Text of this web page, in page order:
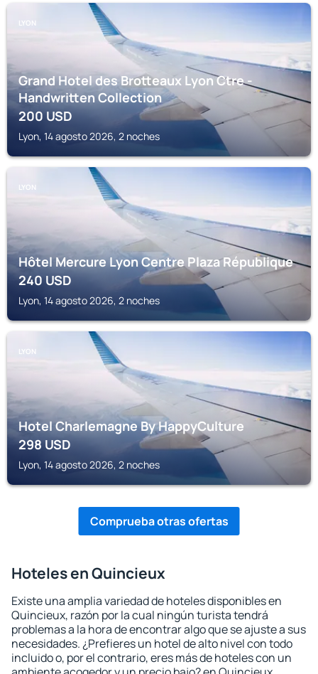
LYON
Grand Hotel des Brotteaux Lyon Ctre -
Handwritten Collection
200USD
Lyon, 14 agosto 2026, 2 noches
LYON
Hôtel Mercure Lyon Centre Plaza République
240USD
Lyon, 14 agosto 2026, 2 noches
LYON
Hotel Charlemagne By HappyCulture
298USD
Lyon, 14 agosto 2026, 2 noches
Comprueba otras ofertas
Hoteles en Quincieux
Existe una amplia variedad de hoteles disponibles en
Quincieux, razón por la cual ningún turista tendrá
problemas a la hora de encontrar algo que se ajuste a sus
necesidades. ¿Prefieres un hotel de alto nivel con todo
incluido o, por el contrario, eres más de hoteles con un